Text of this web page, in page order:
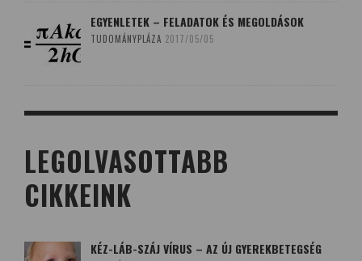
EGYENLETEK – FELADATOK ÉS MEGOLDÁSOK
TUDOMÁNYPLÁZA 2017/05/05
LEGOLVASOTTABB
CIKKEINK
KÉZ-LÁB-SZÁJ VÍRUS – AZ ÚJ GYEREKBETEGSÉG